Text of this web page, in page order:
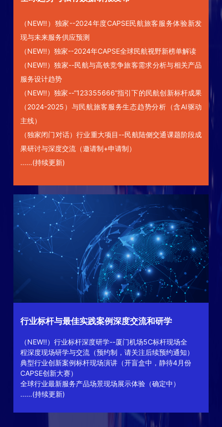
（NEW!!）独家--2024年度CAPSE民航旅客服务体验新发
现与未来服务供应预测
（NEW!!）独家--2024年CAPSE全球民航视野新榜单解读
（NEW!!）独家--民航与高铁竞争旅客需求分析与相关产品
服务设计趋势
（NEW!!）独家--“123355666”指引下的民航创新标杆成果
（2024-2025）与民航旅客服务生态趋势分析（含AI驱动
主线）
（独家闭门对话）行业重大项目--民航陆侧交通课题阶段成
果研讨与深度交流（邀请制+申请制）
......(持续更新)
行业标杆与最佳实践案例深度交流和研学
（NEW!!）行业标杆深度研学--厦门机场5C标杆现场全
程深度现场研学与交流（预约制，请关注后续预约通知）
典型行业创新案例标杆现场演讲（开盲盒中，静待4月份
CAPSE创新大赛）
全球行业最新服务产品场景现场展示体验（确定中）
......(持续更新)